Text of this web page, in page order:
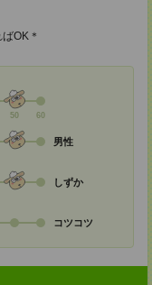
OK＊
50 60
男性
しずか
コツコツ